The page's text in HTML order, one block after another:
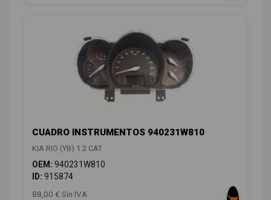
CUADRO INSTRUMENTOS 940231W810
KIA RIO (YB) 1.2 CAT
OEM: 940231W810
ID: 915874
88,00 € Sin IVA